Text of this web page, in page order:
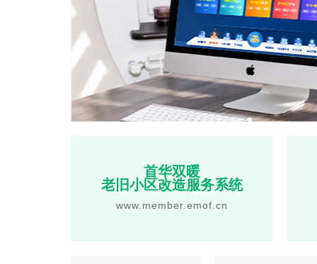
首华双暖
老旧小区改造服务系统
www.member.emof.cn